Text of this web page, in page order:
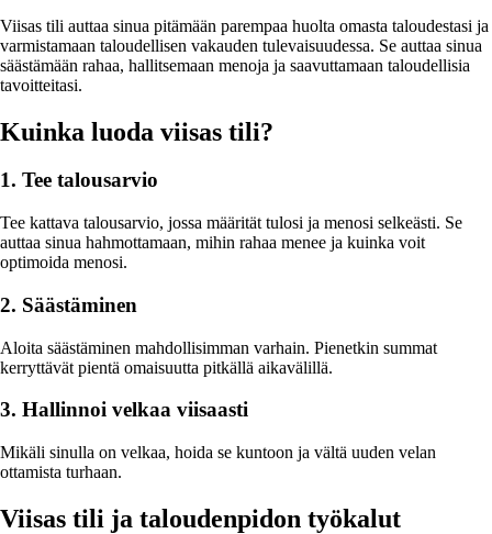
Viisas tili auttaa sinua pitämään parempaa huolta omasta taloudestasi ja
varmistamaan taloudellisen vakauden tulevaisuudessa. Se auttaa sinua
säästämään rahaa, hallitsemaan menoja ja saavuttamaan taloudellisia
tavoitteitasi.
Kuinka luoda viisas tili?
1. Tee talousarvio
Tee kattava talousarvio, jossa määrität tulosi ja menosi selkeästi. Se
auttaa sinua hahmottamaan, mihin rahaa menee ja kuinka voit
optimoida menosi.
2. Säästäminen
Aloita säästäminen mahdollisimman varhain. Pienetkin summat
kerryttävät pientä omaisuutta pitkällä aikavälillä.
3. Hallinnoi velkaa viisaasti
Mikäli sinulla on velkaa, hoida se kuntoon ja vältä uuden velan
ottamista turhaan.
Viisas tili ja taloudenpidon työkalut